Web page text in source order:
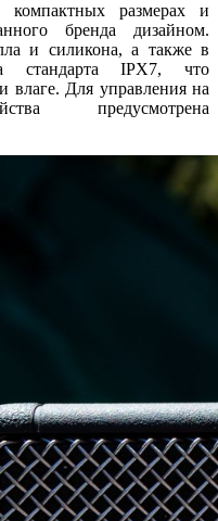
размерах и
бренда дизайном.
и силикона, а также в
стандарта IPX7, что
влаге. Для управления на
предусмотрена